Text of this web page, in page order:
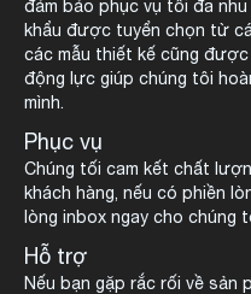
đảm bảo phục vụ tối đa
khẩu được tuyển chọn từ
các mẫu thiết kế cũng
động lực giúp chúng tôi
mình.
Phục vụ
Chúng tối cam kết chất
khách hàng, nếu có phiền
lòng inbox ngay cho chúng
Hỗ trợ
Nếu bạn gặp rắc rối về sản